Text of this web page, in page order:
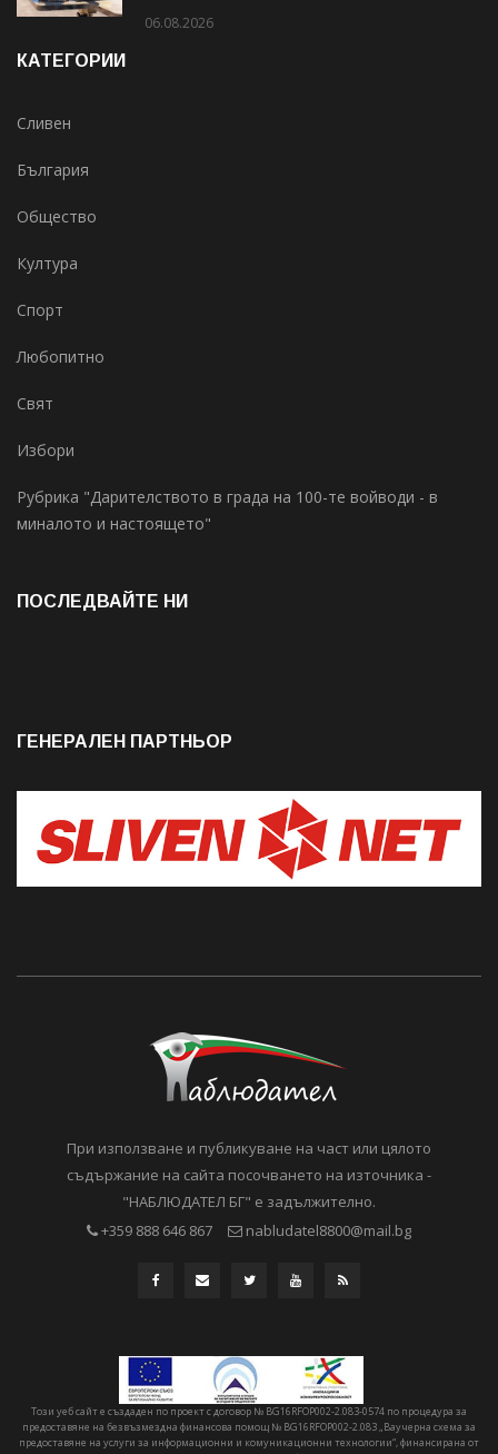
06.08.2026
КАТЕГОРИИ
Сливен
България
Общество
Култура
Спорт
Любопитно
Свят
Избори
Рубрика "Дарителството в града на 100-те войводи - в
миналото и настоящето"
ПОСЛЕДВАЙТЕ НИ
ГЕНЕРАЛЕН ПАРТНЬОР
При използване и публикуване на част или цялото
съдържание на сайта посочването на източника -
"НАБЛЮДАТЕЛ БГ" е задължително.
+359 888 646 867
nabludatel8800@mail.bg
Този уеб сайт е създаден по проект с договор № BG16RFOP002-2.083-0574 по процедура за
предоставяне на безвъзмездна финансова помощ № BG16RFOP002-2.083 „Ваучерна схема за
предоставяне на услуги за информационни и комуникационни технологии“, финансирана от